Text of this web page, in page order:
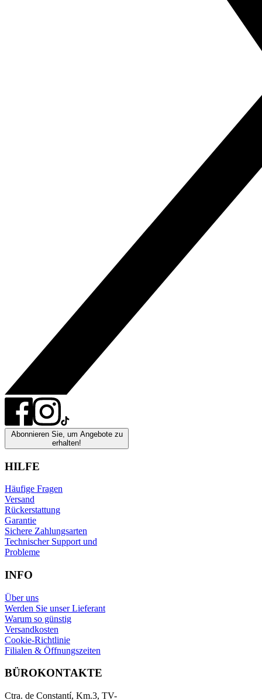
Abonnieren Sie, um Angebote zu
erhalten!
HILFE
Häufige Fragen
Versand
Rückerstattung
Garantie
Sichere Zahlungsarten
Technischer Support und
Probleme
INFO
Über uns
Werden Sie unser Lieferant
Warum so günstig
Versandkosten
Cookie-Richtlinie
Filialen & Öffnungszeiten
BÜROKONTAKTE
Ctra. de Constantí, Km.3, TV-